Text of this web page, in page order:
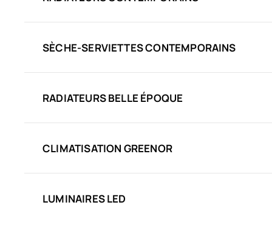
SÈCHE-SERVIETTES CONTEMPORAINS
RADIATEURS BELLE ÉPOQUE
CLIMATISATION GREENOR
LUMINAIRES LED